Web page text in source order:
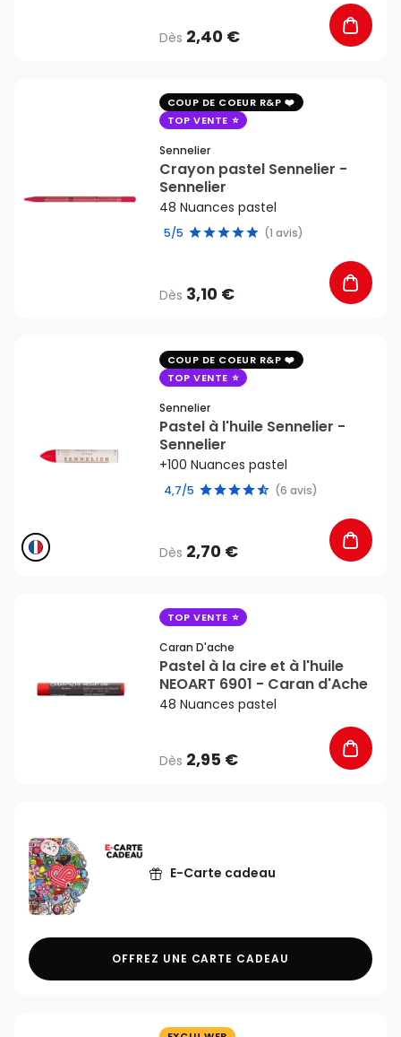
Dès 2,40 €
COUP DE COEUR R&P
TOP VENTE
Sennelier
Crayon pastel Sennelier -
Sennelier
48 Nuances pastel
5/5 (1 avis)
Dès 3,10 €
COUP DE COEUR R&P
TOP VENTE
Sennelier
Pastel à l'huile Sennelier -
Sennelier
+100 Nuances pastel
4,7/5 (6 avis)
Dès 2,70 €
TOP VENTE
Caran D'ache
Pastel à la cire et à l'huile
NEOART 6901 - Caran d'Ache
48 Nuances pastel
Dès 2,95 €
E-Carte cadeau
OFFREZ UNE CARTE CADEAU